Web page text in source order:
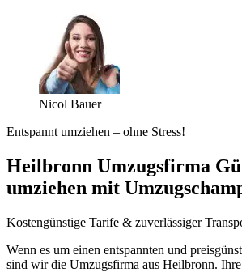
Nicol Bauer
Entspannt umziehen – ohne Stress!
Heilbronn Umzugsfirma
umziehen mit
Kostengünstige Tarife & zuverlässiger
Wenn es um einen entspannten und
sind wir die Umzugsfirma aus Heilbronn.